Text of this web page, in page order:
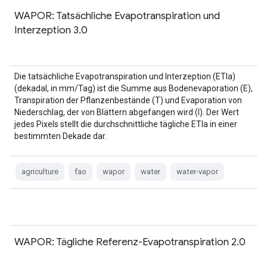
WAPOR: Tatsächliche Evapotranspiration und
Interzeption 3.0
Die tatsächliche Evapotranspiration und Interzeption (ETIa)
(dekadal, in mm/Tag) ist die Summe aus Bodenevaporation (E),
Transpiration der Pflanzenbestände (T) und Evaporation von
Niederschlag, der von Blättern abgefangen wird (I). Der Wert
jedes Pixels stellt die durchschnittliche tägliche ETIa in einer
bestimmten Dekade dar.
agriculture fao wapor water water-vapor
WAPOR: Tägliche Referenz-Evapotranspiration 2.0